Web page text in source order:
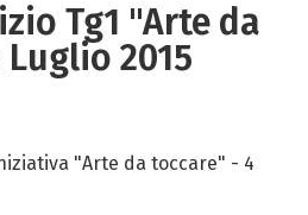
Tg1 "Arte da
2015
"Arte da toccare" - 4